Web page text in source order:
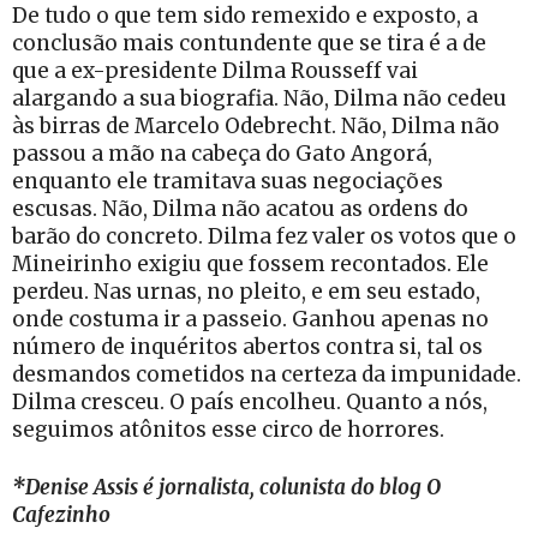
De tudo o que tem sido remexido e exposto, a
conclusão mais contundente que se tira é a de
que a ex-presidente Dilma Rousseff vai
alargando a sua biografia. Não, Dilma não cedeu
às birras de Marcelo Odebrecht. Não, Dilma não
passou a mão na cabeça do Gato Angorá,
enquanto ele tramitava suas negociações
escusas. Não, Dilma não acatou as ordens do
barão do concreto. Dilma fez valer os votos que o
Mineirinho exigiu que fossem recontados. Ele
perdeu. Nas urnas, no pleito, e em seu estado,
onde costuma ir a passeio. Ganhou apenas no
número de inquéritos abertos contra si, tal os
desmandos cometidos na certeza da impunidade.
Dilma cresceu. O país encolheu. Quanto a nós,
seguimos atônitos esse circo de horrores.
*Denise Assis é jornalista, colunista do blog O
Cafezinho